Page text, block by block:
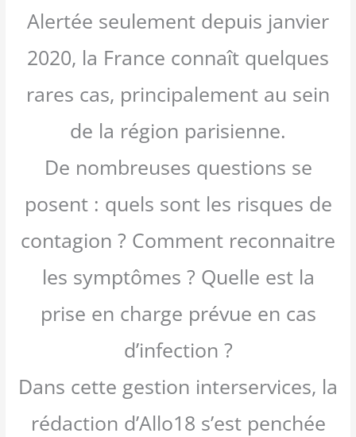
Alertée seulement depuis janvier
2020, la France connaît quelques
rares cas, principalement au sein
de la région parisienne.
De nombreuses questions se
posent : quels sont les risques de
contagion ? Comment reconnaitre
les symptômes ? Quelle est la
prise en charge prévue en cas
d’infection ?
Dans cette gestion interservices, la
rédaction d’Allo18 s’est penchée